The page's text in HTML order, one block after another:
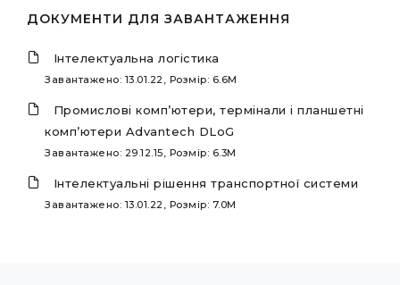
ДОКУМЕНТИ ДЛЯ ЗАВАНТАЖЕННЯ
Інтелектуальна логістика
Завантажено: 13.01.22, Розмір: 6.6M
Промислові комп’ютери, термінали і планшетні
комп’ютери Advantech DLoG
Завантажено: 29.12.15, Розмір: 6.3M
Інтелектуальні рішення транспортної системи
Завантажено: 13.01.22, Розмір: 7.0M